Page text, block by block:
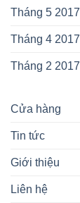
Tháng 5 2017
Tháng 4 2017
Tháng 2 2017
Cửa hàng
Tin tức
Giới thiệu
Liên hệ